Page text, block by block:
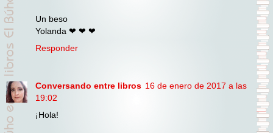
Un beso
Yolanda ❤ ❤ ❤
Responder
Conversando entre libros 16 de enero de 2017 a las
19:02
¡Hola!